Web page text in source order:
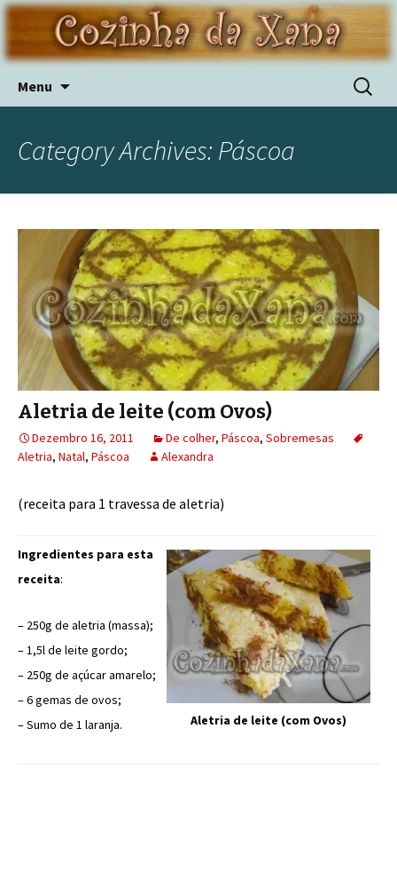
Menu
por:
Category Archives: Páscoa
Aletria de leite (com Ovos)
Dezembro 16, 2011 De colher, Páscoa, Sobremesas
Aletria, Natal, Páscoa Alexandra
(receita para 1 travessa de aletria)
Ingredientes para esta
receita:
– 250g de aletria (massa);
– 1,5l de leite gordo;
– 250g de açúcar amarelo;
– 6 gemas de ovos;
– Sumo de 1 laranja.
Aletria de leite (com Ovos)